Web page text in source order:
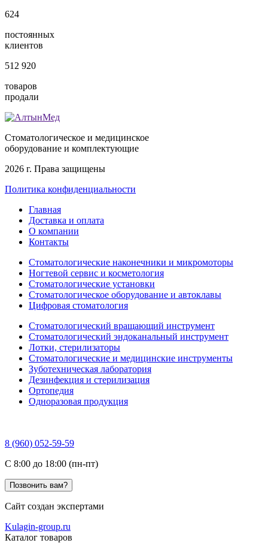
624
постоянных
клиентов
512 920
товаров
продали
Стоматологическое и медицинское
оборудование и комплектующие
2026 г. Права защищены
Политика конфиденциальности
Главная
Доставка и оплата
О компании
Контакты
Стоматологические наконечники и микромоторы
Ногтевой сервис и косметология
Стоматологические установки
Стоматологическое оборудование и автоклавы
Цифровая стоматология
Стоматологический вращающий инструмент
Стоматологический эндоканальный инструмент
Лотки, стерилизаторы
Стоматологические и медицинские инструменты
Зуботехническая лаборатория
Дезинфекция и стерилизация
Ортопедия
Одноразовая продукция
8 (960) 052-59-59
C 8:00 до 18:00 (пн-пт)
Позвонить вам?
Сайт создан экспертами
Kulagin-group.ru
Каталог товаров